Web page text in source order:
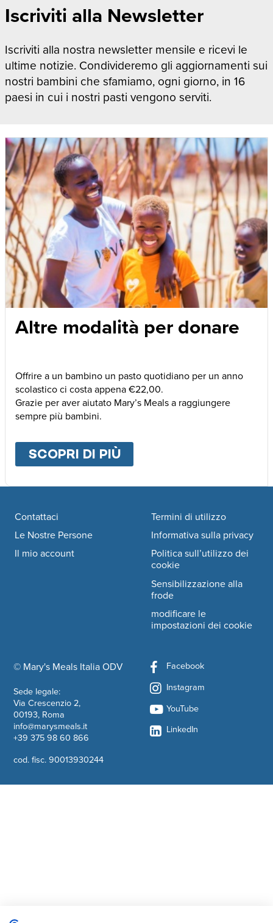
Iscriviti alla Newsletter
Iscriviti alla nostra newsletter mensile e ricevi le
ultime notizie. Condivideremo gli aggiornamenti sui
nostri bambini che sfamiamo, ogni giorno, in 16
paesi in cui i nostri pasti vengono serviti.
Altre modalità per donare
Offrire a un bambino un pasto quotidiano per un anno
scolastico ci costa appena €22,00.
Grazie per aver aiutato Mary’s Meals a raggiungere
sempre più bambini.
SCOPRI DI PIÙABOUT
Footer navigation
© Mary's Meals Italia ODVcompany information
Sede legale:
Via Crescenzio 2,
00193, Roma
info@marysmeals.it
+39 375 98 60 866
cod. fisc. 90013930244
Contattaci
Le Nostre Persone
Il mio account
Termini di utilizzo
Informativa sulla privacy
Politica sull’utilizzo dei
cookie
Sensibilizzazione alla
frode
modificare le
impostazioni dei cookie
Facebook
Instagram
YouTube
LinkedIn